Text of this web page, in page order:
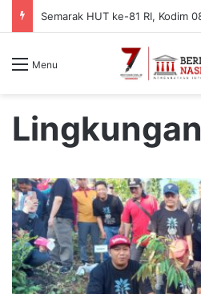
Menu
Lingkungan